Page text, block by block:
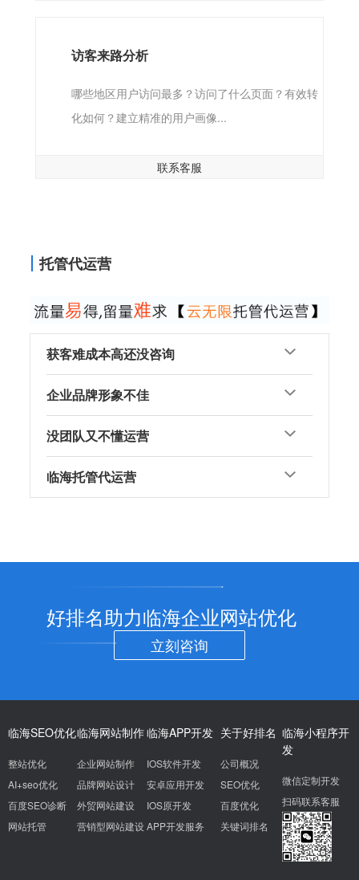
访客来路分析
哪些地区用户访问最多？访问了什么页面？有效转
化如何？建立精准的用户画像...
联系客服
托管代运营
获客难成本高还没咨询
企业品牌形象不佳
没团队又不懂运营
临海托管代运营
好排名助力临海企业网站优化
立刻咨询
临海SEO优化
整站优化
AI+seo优化
百度SEO诊断
网站托管
临海网站制作
企业网站制作
品牌网站设计
外贸网站建设
营销型网站建设
临海APP开发
IOS软件开发
安卓应用开发
IOS原开发
APP开发服务
关于好排名
公司概况
SEO优化
百度优化
关键词排名
临海小程序开
发
微信定制开发
扫码联系客服